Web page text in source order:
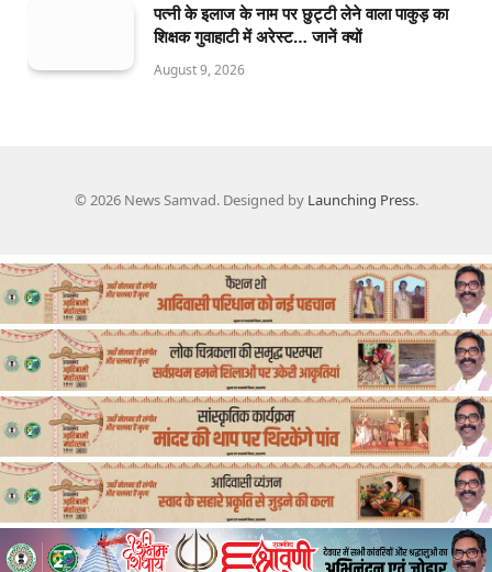
पत्नी के इलाज के नाम पर छुट्टी लेने वाला पाकुड़ का
शिक्षक गुवाहाटी में अरेस्ट… जानें क्यों
August 9, 2026
© 2026 News Samvad. Designed by Launching Press.